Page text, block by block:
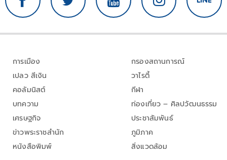
การเมือง
เปลว สีเงิน
คอลัมนิสต์
บทความ
เศรษฐกิจ
ข่าวพระราชสำนัก
หนังสือพิมพ์
กรองสถานการณ์
วาไรตี้
กีฬา
ท่องเที่ยว – ศิลปวัฒนธรรม
ประชาสัมพันธ์
ภูมิภาค
สิ่งแวดล้อม